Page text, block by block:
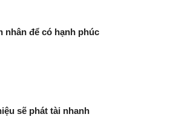
nhân để có hạnh phúc
sẽ phát tài nhanh